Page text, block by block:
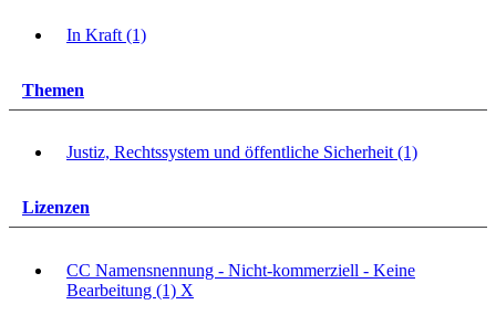
In Kraft (1)
Themen
Justiz, Rechtssystem und öffentliche Sicherheit (1)
Lizenzen
CC Namensnennung - Nicht-kommerziell - Keine
Bearbeitung (1) X